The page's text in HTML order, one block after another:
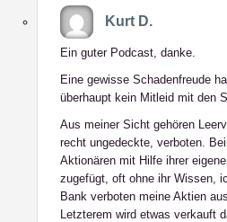
Kurt D.
Ein guter Podcast, danke.
Eine gewisse Schadenfreude
überhaupt kein Mitleid mit den
Aus meiner Sicht gehören
recht ungedeckte, verboten.
Aktionären mit Hilfe ihrer
zugefügt, oft ohne ihr Wissen,
Bank verboten meine Aktien
Letzterem wird etwas verkauft